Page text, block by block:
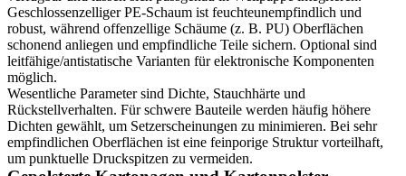
Geschlossenzelliger PE-Schaum ist feuchteunempfindlich und
robust, während offenzellige Schäume (z. B. PU) Oberflächen
schonend anliegen und empfindliche Teile sichern. Optional sind
leitfähige/antistatische Varianten für elektronische Komponenten
möglich.
Wesentliche Parameter sind Dichte, Stauchhärte und
Rückstellverhalten. Für schwere Bauteile werden häufig höhere
Dichten gewählt, um Setzerscheinungen zu minimieren. Bei sehr
empfindlichen Oberflächen ist eine feinporige Struktur vorteilhaft,
um punktuelle Druckspitzen zu vermeiden.